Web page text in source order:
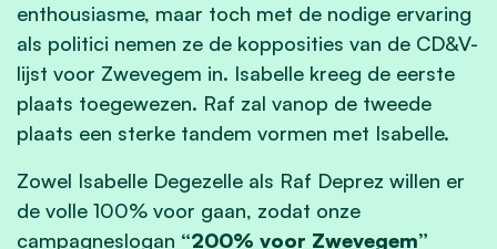
enthousiasme, maar toch met de nodige ervaring
als politici nemen ze de kopposities van de CD&V-
lijst voor Zwevegem in. Isabelle kreeg de eerste
plaats toegewezen. Raf zal vanop de tweede
plaats een sterke tandem vormen met Isabelle.
Zowel Isabelle Degezelle als Raf Deprez willen er
de volle 100% voor gaan, zodat onze
campagneslogan “200% voor Zwevegem”